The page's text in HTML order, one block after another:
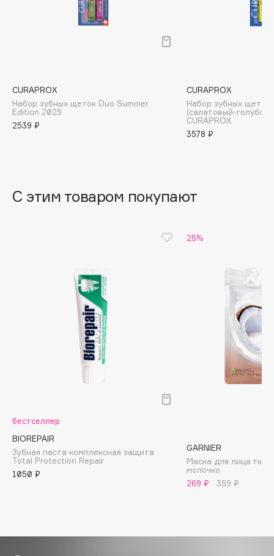
Banderas
Basicare
Batiste
beautyblender
Boadicea The Victorious
Bvlgari
by TERRY
CURAPROX
Набор зубных щеток Duo Summer
Edition 2025
2539 ₽
CURAPROX
Набор зубных
(салатовый-
CURAPROX
3578 ₽
С этим товаром покупают
бестселлер
BIOREPAIR
Зубная паста комплексная защита
Total Protection Repair
1050 ₽
25%
GARNIER
Маска для лица
молочко
269 ₽
359 ₽